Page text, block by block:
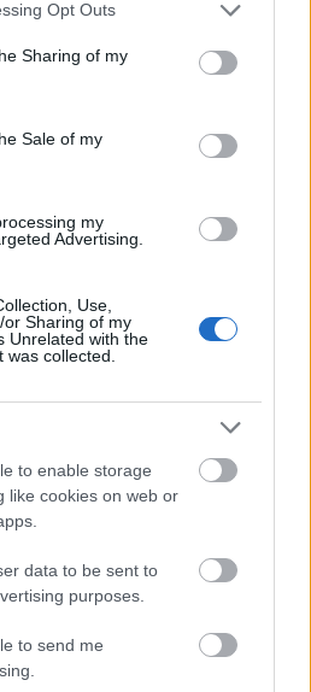
app uses one or more Google
behaviour. You may click to
and its third-party tags to
purposes in below Google
Opt Outs
Sharing of my
Sale of my
my
Advertising.
Use,
Sharing of my
Unrelated with the
collected.
to enable storage
like cookies on web or
data to be sent to
purposes.
to send me